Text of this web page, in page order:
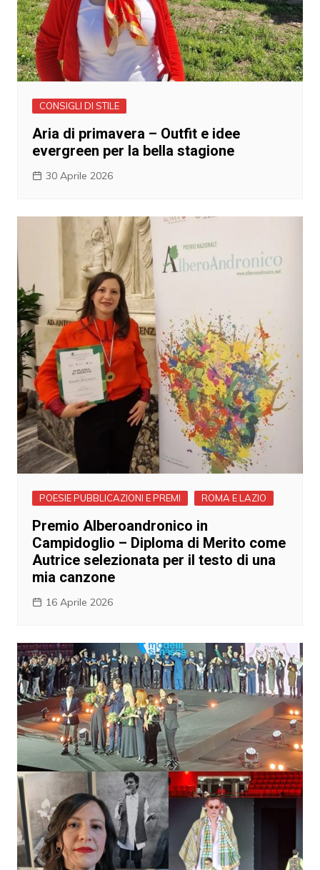
CONSIGLI DI STILE
Aria di primavera – Outfit e idee
evergreen per la bella stagione
30 Aprile 2026
POESIE PUBBLICAZIONI E PREMI ROMA E LAZIO
Premio Alberoandronico in
Campidoglio – Diploma di Merito come
Autrice selezionata per il testo di una
mia canzone
16 Aprile 2026